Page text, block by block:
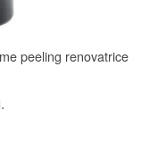
peeling renovatrice